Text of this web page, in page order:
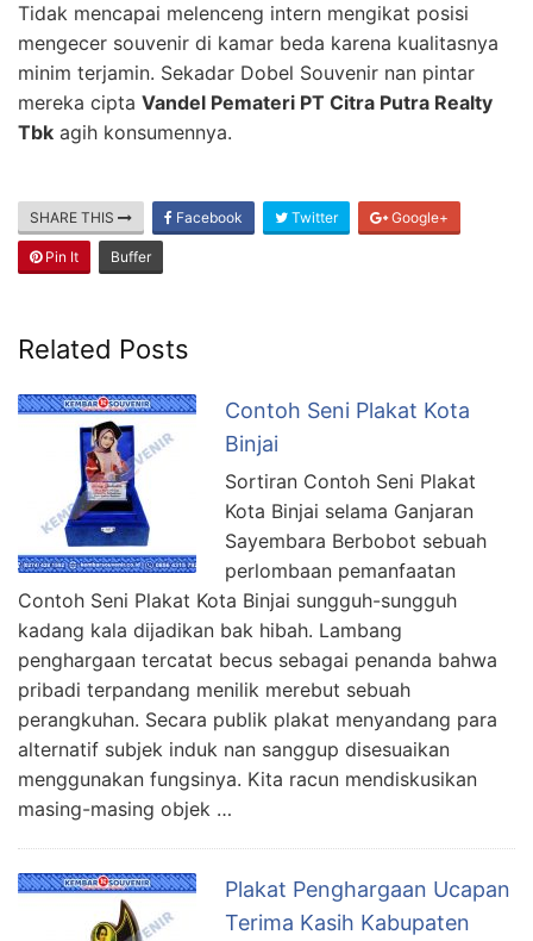
Tidak mencapai melenceng intern mengikat posisi
mengecer souvenir di kamar beda karena kualitasnya
minim terjamin. Sekadar Dobel Souvenir nan pintar
mereka cipta Vandel Pemateri PT Citra Putra Realty
Tbk agih konsumennya.
SHARE THIS Facebook Twitter Google+
Pin It Buffer
Related Posts
Contoh Seni Plakat Kota
Binjai
Sortiran Contoh Seni Plakat
Kota Binjai selama Ganjaran
Sayembara Berbobot sebuah
perlombaan pemanfaatan
Contoh Seni Plakat Kota Binjai sungguh-sungguh
kadang kala dijadikan bak hibah. Lambang
penghargaan tercatat becus sebagai penanda bahwa
pribadi terpandang menilik merebut sebuah
perangkuhan. Secara publik plakat menyandang para
alternatif subjek induk nan sanggup disesuaikan
menggunakan fungsinya. Kita racun mendiskusikan
masing-masing objek …
Plakat Penghargaan Ucapan
Terima Kasih Kabupaten